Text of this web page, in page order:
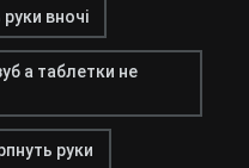
вночі
а таблетки не
руки